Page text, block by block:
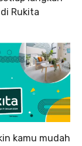
Rukita
kamu mudah